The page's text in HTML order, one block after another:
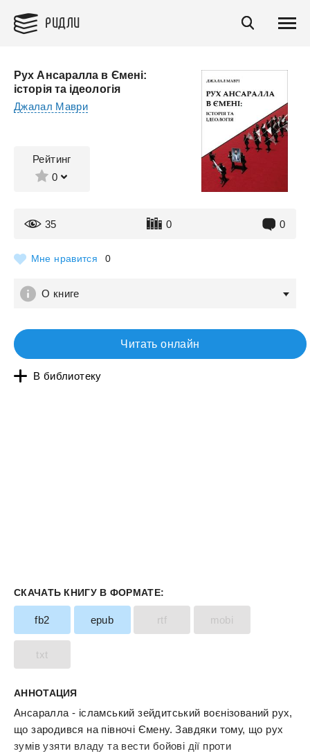
РИДЛИ
Рух Ансаралла в Ємені:
історія та ідеологія
Джалал Маври
Рейтинг
0
35 0 0
Мне нравится 0
О книге
Читать онлайн
В библиотеку
СКАЧАТЬ КНИГУ В ФОРМАТЕ:
fb2 epub rtf mobi
txt
АННОТАЦИЯ
Ансаралла - ісламський зейдитський воєнізований рух,
що зародився на півночі Ємену. Завдяки тому, що рух
зумів узяти владу та вести бойові дії проти